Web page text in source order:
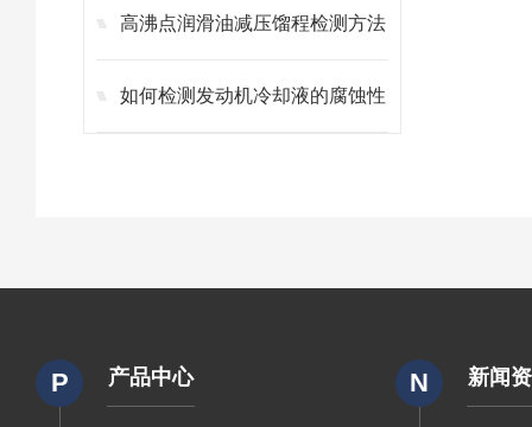
高沸点润滑油减压馏程检测方法
如何检测发动机冷却液的腐蚀性
P 产品中心 N 新闻